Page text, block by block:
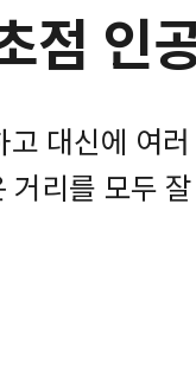
점 인
대신에 여
리를 모두